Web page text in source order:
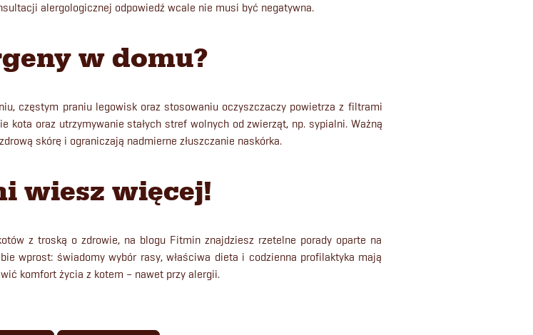
alergologicznej odpowiedź wcale nie musi być negatywna.
w domu?
częstym praniu legowisk oraz stosowaniu oczyszczaczy powietrza z filtrami
kota oraz utrzymywanie stałych stref wolnych od zwierząt, np. sypialni. Ważną
skórę i ograniczają nadmierne złuszczanie naskórka.
wiesz więcej!
z troską o zdrowie, na blogu Fitmin znajdziesz rzetelne porady oparte na
wprost: świadomy wybór rasy, właściwa dieta i codzienna profilaktyka mają
komfort życia z kotem – nawet przy alergii.